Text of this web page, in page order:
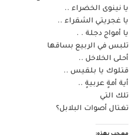
يا نينوى الخضراء ..
يا غجريتي الشقراء ..
يا أمواج دجلة . .
تلبس في الربيع بساقها
أحلى الخلاخل ..
قتلوك يا بلقيس ..
أية أمةٍ عربيةٍ ..
تلك التي
تغتال أصوات البلابل؟